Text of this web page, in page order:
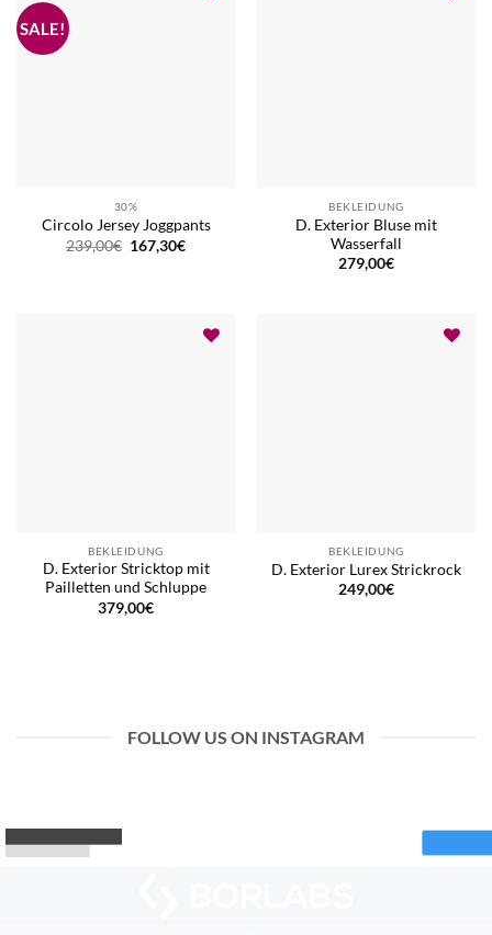
30%
Circolo Jersey Joggpants
239,00€ Ursprünglicher
Preis
167,30€Aktueller
BEKLEIDUNG
D. Exterior Bluse mit
Wasserfall
279,00€
BEKLEIDUNG
D. Exterior Stricktop mit
Pailletten und Schluppe
379,00€
BEKLEIDUNG
D. Exterior Lurex Strickrock
249,00€
FOLLOW US ON INSTAGRAM